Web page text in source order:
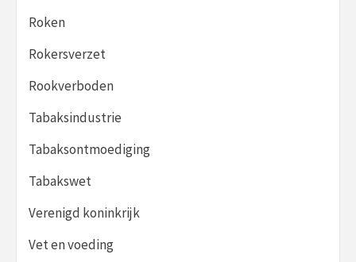
Roken
Rokersverzet
Rookverboden
Tabaksindustrie
Tabaksontmoediging
Tabakswet
Verenigd koninkrijk
Vet en voeding